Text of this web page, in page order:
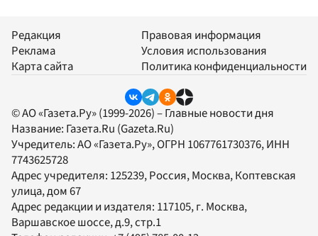
Редакция
Реклама
Карта сайта
Правовая информация
Условия использования
Политика конфиденциальности
© АО «Газета.Ру» (1999-2026) – Главные новости дня
Название: Газета.Ru (Gazeta.Ru)
Учредитель:АО «Газета.Ру», ОГРН 1067761730376, ИНН
7743625728
Адрес учредителя: 125239, Россия, Москва, Коптевская
улица, дом 67
Адрес редакции и издателя: 117105, г. Москва,
Варшавское шоссе, д.9, стр.1